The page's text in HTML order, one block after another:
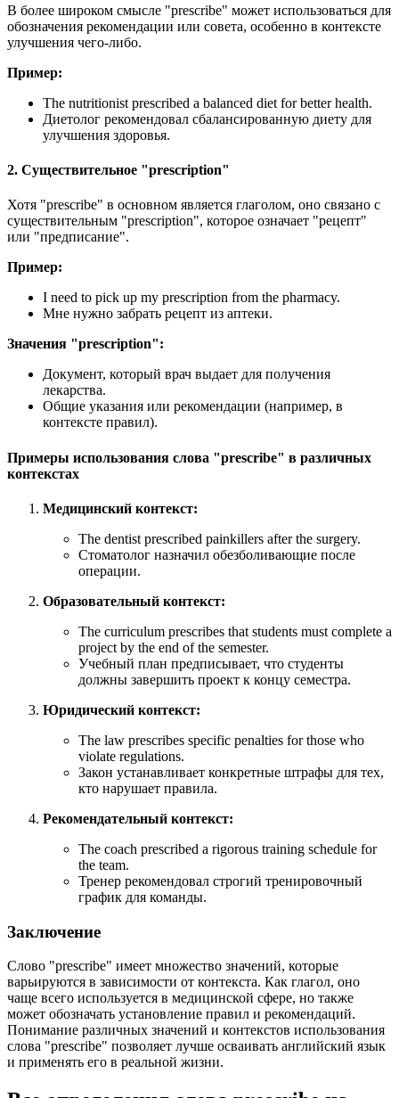
В более широком смысле "prescribe" может использоваться для
обозначения рекомендации или совета, особенно в контексте
улучшения чего-либо.
Пример:
The nutritionist prescribed a balanced diet for better health.
Диетолог рекомендовал сбалансированную диету для
улучшения здоровья.
2. Существительное "prescription"
Хотя "prescribe" в основном является глаголом, оно связано с
существительным "prescription", которое означает "рецепт"
или "предписание".
Пример:
I need to pick up my prescription from the pharmacy.
Мне нужно забрать рецепт из аптеки.
Значения "prescription":
Документ, который врач выдает для получения
лекарства.
Общие указания или рекомендации (например, в
контексте правил).
Примеры использования слова "prescribe" в различных
контекстах
Медицинский контекст:
The dentist prescribed painkillers after the surgery.
Стоматолог назначил обезболивающие после
операции.
Образовательный контекст:
The curriculum prescribes that students must complete a
project by the end of the semester.
Учебный план предписывает, что студенты
должны завершить проект к концу семестра.
Юридический контекст:
The law prescribes specific penalties for those who
violate regulations.
Закон устанавливает конкретные штрафы для тех,
кто нарушает правила.
Рекомендательный контекст:
The coach prescribed a rigorous training schedule for
the team.
Тренер рекомендовал строгий тренировочный
график для команды.
Заключение
Слово "prescribe" имеет множество значений, которые
варьируются в зависимости от контекста. Как глагол, оно
чаще всего используется в медицинской сфере, но также
может обозначать установление правил и рекомендаций.
Понимание различных значений и контекстов использования
слова "prescribe" позволяет лучше осваивать английский язык
и применять его в реальной жизни.